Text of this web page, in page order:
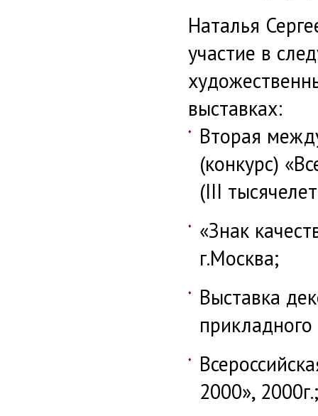
Наталья
участие в
выставках:
Вторая
(конкурс)
(III
«Знак
г.Москва;
Выставка
прикладного
2000», 2000г.;